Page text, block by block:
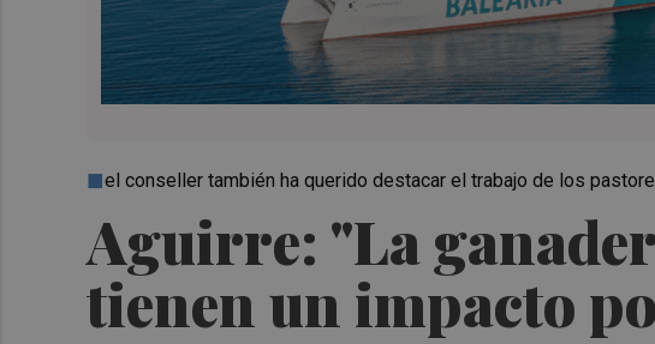
Aguirre: "La
tienen un impacto
el conseller también ha querido destacar el trabajo de los